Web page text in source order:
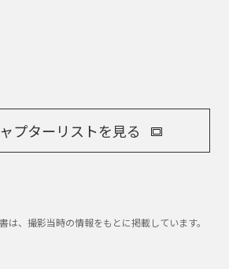
プターリストを見る
、撮影当時の情報をもとに掲載しています。